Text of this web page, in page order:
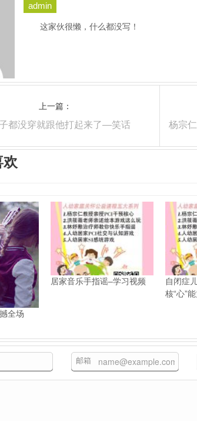
admin
这家伙很懒，什么都没写！
上一篇：
都没穿就跟他打起来了—笑话
欢
全场
居家音乐手指谣–学习视频
自闭症
核“心”
邮箱